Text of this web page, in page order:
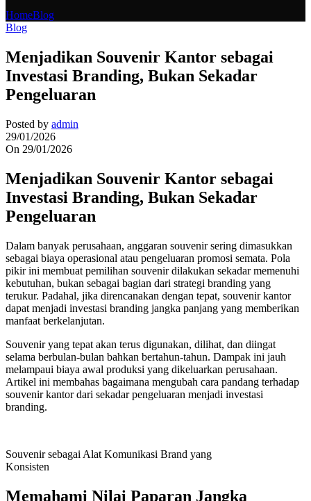
HomeBlog
Blog
Menjadikan Souvenir Kantor sebagai
Investasi Branding, Bukan Sekadar
Pengeluaran
Posted by admin
29/01/2026
On 29/01/2026
Menjadikan Souvenir Kantor sebagai
Investasi Branding, Bukan Sekadar
Pengeluaran
Dalam banyak perusahaan, anggaran souvenir sering dimasukkan
sebagai biaya operasional atau pengeluaran promosi semata. Pola
pikir ini membuat pemilihan souvenir dilakukan sekadar memenuhi
kebutuhan, bukan sebagai bagian dari strategi branding yang
terukur. Padahal, jika direncanakan dengan tepat, souvenir kantor
dapat menjadi investasi branding jangka panjang yang memberikan
manfaat berkelanjutan.
Souvenir yang tepat akan terus digunakan, dilihat, dan diingat
selama berbulan-bulan bahkan bertahun-tahun. Dampak ini jauh
melampaui biaya awal produksi yang dikeluarkan perusahaan.
Artikel ini membahas bagaimana mengubah cara pandang terhadap
souvenir kantor dari sekadar pengeluaran menjadi investasi
branding.
Souvenir sebagai Alat Komunikasi Brand yang
Konsisten
Memahami Nilai Paparan Jangka